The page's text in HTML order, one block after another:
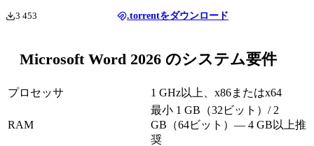
3 453 .torrentをダウンロード
Microsoft Word 2026 のシステム要件
プロセッサ 1 GHz以上、x86またはx64
RAM
最小 1 GB（32ビット）/ 2
GB（64ビット）— 4 GB以上推
奨